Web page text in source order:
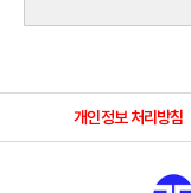
개인정보 처리방침